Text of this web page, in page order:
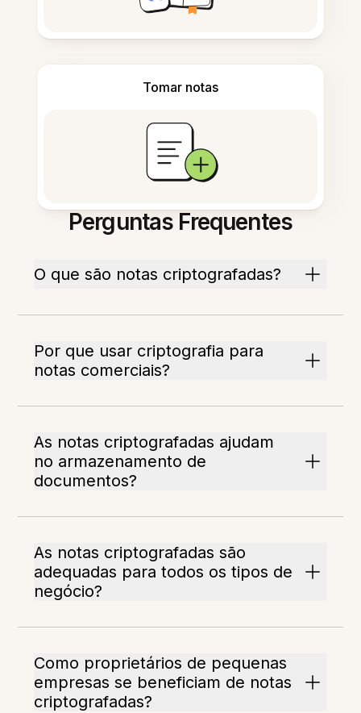
Tomar notas
Perguntas Frequentes
O que são notas criptografadas?
Por que usar criptografia para
notas comerciais?
As notas criptografadas ajudam
no armazenamento de
documentos?
As notas criptografadas são
adequadas para todos os tipos de
negócio?
Como proprietários de pequenas
empresas se beneficiam de notas
criptografadas?